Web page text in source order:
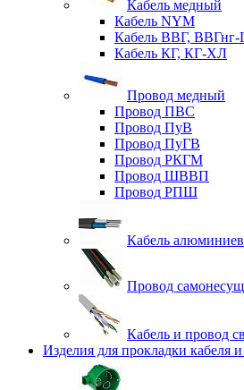
Кабель медный
Кабель NYM
Кабель ВВГ, ВВГнг-
Кабель КГ, КГ-ХЛ
Провод медный
Провод ПВС
Провод ПуВ
Провод ПуГВ
Провод РКГМ
Провод ШВВП
Провод РПШ
Кабель
Провод
Кабель и провод
Изделия для прокладки кабеля